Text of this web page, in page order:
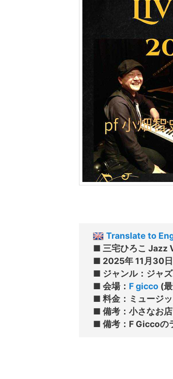
移
動
Translate to
■ 三宅ひろこ Jazz
■ 2025年 11月30
■ ジャンル：ジャ
■ 会場： F gicco (
■ 料金：ミュージ
■ 備考：小さなお店
■ 備考：F Giccoの